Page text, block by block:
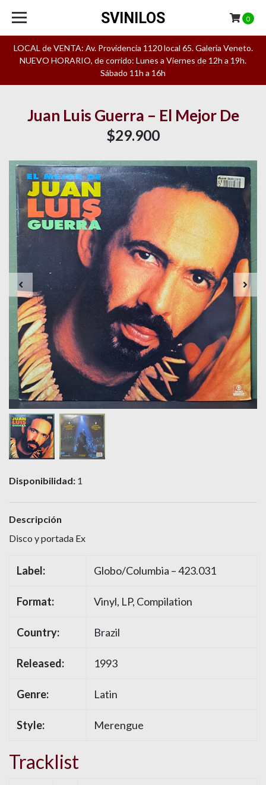
LOCAL de VENTA: Av. Providencia 1120 local 65. Galeria Veneto.
NUEVO HORARIO, de corrido: Lunes a Viernes de 12h a 19h.
Sábado 11h a 16h
SVINILOS 0
Juan Luis Guerra – El Mejor De
$29.900
Disponibilidad: 1
Descripción
Disco y portada Ex
Label: Globo/Columbia – 423.031
Format: Vinyl, LP, Compilation
Country: Brazil
Released: 1993
Genre: Latin
Style: Merengue
Tracklist